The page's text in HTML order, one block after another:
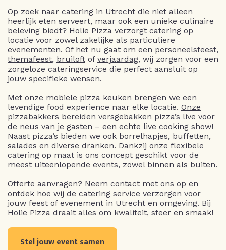
Op zoek naar catering in Utrecht die niet alleen
heerlijk eten serveert, maar ook een unieke culinaire
beleving biedt? Holie Pizza verzorgt catering op
locatie voor zowel zakelijke als particuliere
evenementen. Of het nu gaat om een personeelsfeest,
themafeest, bruiloft of verjaardag, wij zorgen voor een
zorgeloze cateringservice die perfect aansluit op
jouw specifieke wensen.
Met onze mobiele pizza keuken brengen we een
levendige food experience naar elke locatie. Onze
pizzabakkers bereiden versgebakken pizza’s live voor
de neus van je gasten – een echte live cooking show!
Naast pizza’s bieden we ook borrelhapjes, buffetten,
salades en diverse dranken. Dankzij onze flexibele
catering op maat is ons concept geschikt voor de
meest uiteenlopende events, zowel binnen als buiten.
Offerte aanvragen? Neem contact met ons op en
ontdek hoe wij de catering service verzorgen voor
jouw feest of evenement in Utrecht en omgeving. Bij
Holie Pizza draait alles om kwaliteit, sfeer en smaak!
Stel jouw event samen